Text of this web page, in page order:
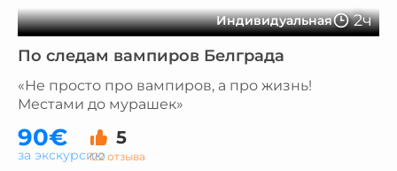
Индивидуальная 2ч
По следам вампиров Белграда
«Не просто про вампиров, а про жизнь!
Местами до мурашек»
90€ 5
122 отзыва
за экскурсию